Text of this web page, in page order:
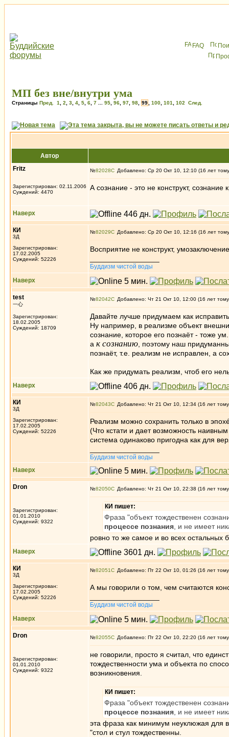
FAQ
МП без вне/внутри ума
Страницы Пред. 1 2 3 4 5 6 7 95 96 97 98 99 100 101 102 След.
Автор
Fritz
Зарегистрирован: 02.11.2006
Суждений: 4470
№82028 Добавлено: Ср 20 Окт 10, 12:10 (16 лет
А сознание - это не конструкт,
Наверх
КИ
3Д
Зарегистрирован:
17.02.2005
Суждений: 52226
№82029 Добавлено: Ср 20 Окт 10, 12:16 (16 лет
Восприятие не конструкт,
Буддизм чистой воды
Наверх
test
一心
Зарегистрирован:
18.02.2005
Суждений: 18709
№82042 Добавлено: Чт 21 Окт 10, 12:00 (16 лет
Давайте лучше придумаем как
Ну например, в реализме объект
сознание, которое его познаёт - тоже
а к сознанию , поэтому наш
познаёт, т.е. реализм не исправлен, а
Как же придумать реализм, чтоб его
Наверх
КИ
3Д
Зарегистрирован:
17.02.2005
Суждений: 52226
№82043 Добавлено: Чт 21 Окт 10, 12:34 (16 лет
Реализм можно сохранить только в
(Что кстати и дает возможность
система одинаково пригодна как для
Буддизм чистой воды
Наверх
Dron
Зарегистрирован:
01.01.2010
Суждений: 9322
№82050 Добавлено: Чт 21 Окт 10, 22:38 (16 лет
КИ пишет:
Фраза "объект тождественен
процессе познания , и не имеет
ровно то же самое и во всех остальных
Наверх
КИ
3Д
Зарегистрирован:
17.02.2005
Суждений: 52226
№82051 Добавлено: Пт 22 Окт 10, 01:26 (16 лет
А мы говорили о том, чем считаются
Буддизм чистой воды
Наверх
Dron
Зарегистрирован:
01.01.2010
Суждений: 9322
№82055 Добавлено: Пт 22 Окт 10, 22:20 (16 лет
не говорили, просто я считал, что
тождественности ума и объекта по
возникновения.
КИ пишет:
Фраза "объект тождественен
процессе познания , и не имеет
эта фраза как минимум неуклюжая для
"стол и стул тождественны.